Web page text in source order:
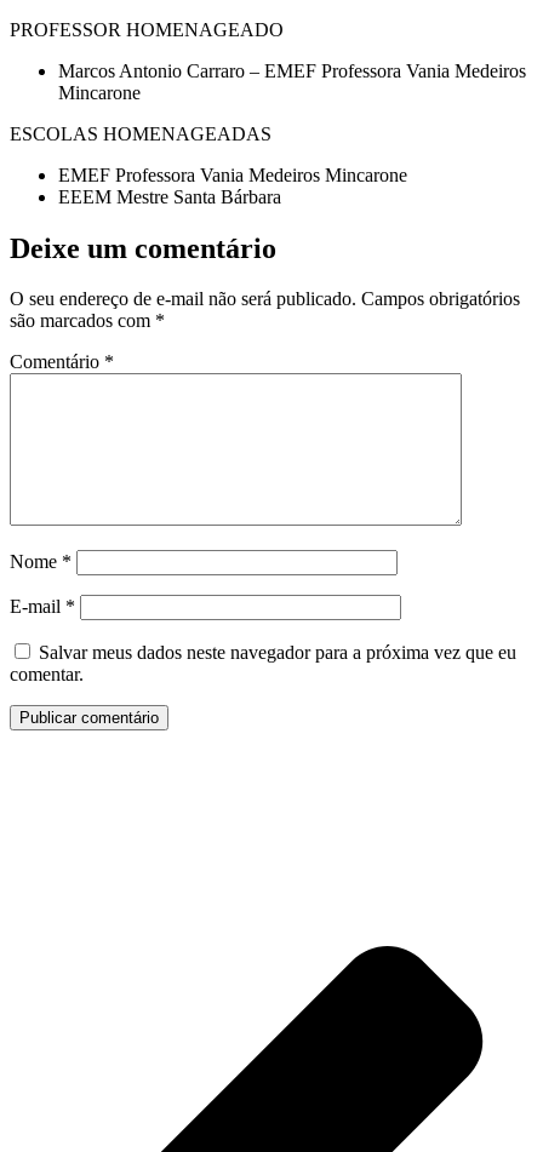
PROFESSOR HOMENAGEADO
Marcos Antonio Carraro – EMEF Professora Vania Medeiros
Mincarone
ESCOLAS HOMENAGEADAS
EMEF Professora Vania Medeiros Mincarone
EEEM Mestre Santa Bárbara
Deixe um comentário
O seu endereço de e-mail não será publicado. Campos obrigatórios
são marcados com *
Comentário *
Nome *
E-mail *
Salvar meus dados neste navegador para a próxima vez que eu
comentar.